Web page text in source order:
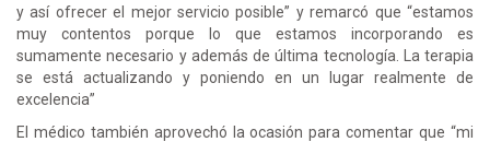
y así ofrecer el mejor servicio posible” y remarcó que “estamos
muy contentos porque lo que estamos incorporando es
sumamente necesario y además de última tecnología. La terapia
se está actualizando y poniendo en un lugar realmente de
excelencia”
El médico también aprovechó la ocasión para comentar que “mi